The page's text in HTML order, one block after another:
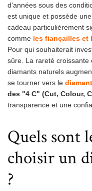
d'années sous des
est unique et possède
cadeau particulièrement
comme les fiançailles et
Pour qui souhaiterait
sûre. La rareté croissante
diamants naturels
se tourner vers le
des "4 C" (Cut, Colour,
transparence et une
Quels sont
choisir un
?